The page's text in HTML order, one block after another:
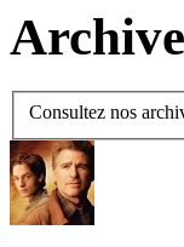
Consultez nos